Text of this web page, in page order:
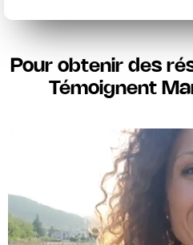
Pour obtenir des
Témoignent